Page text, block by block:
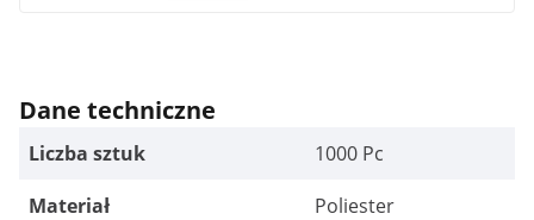
Dane techniczne
Liczba sztuk
1000 Pc
Materiał
Poliester